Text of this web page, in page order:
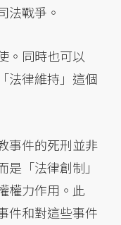
法戰爭。
。同時也可以
法律維持」這個
事件的死刑並非
「法律創制」
權力作用。此
件和對這些事件